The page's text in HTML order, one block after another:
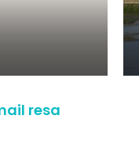
resa